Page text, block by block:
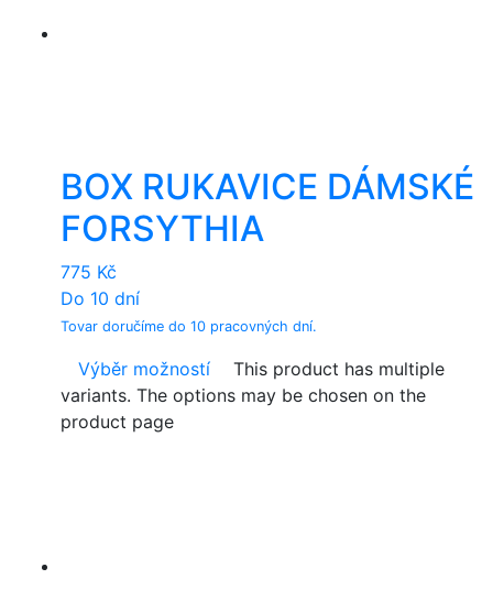
BOX RUKAVICE DÁMSKÉ
FORSYTHIA
775 Kč
Do 10 dní
Tovar doručíme do 10 pracovných dní.
Výběr možností
This product has multiple
variants. The options may be chosen on the
product page